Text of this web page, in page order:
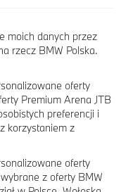
moich danych przez
rzecz BMW Polska.
oferty
Premium Arena JTB
preferencji i
korzystaniem z
oferty
z oferty BMW